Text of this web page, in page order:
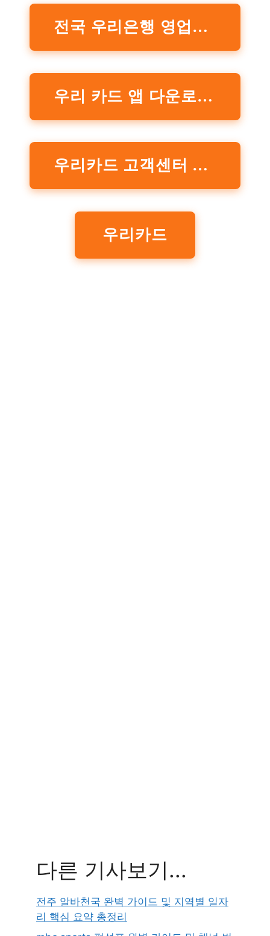
전국 우리은행 영업점 찾기
우리 카드 앱 다운로드 하기
우리카드 고객센터 바로가기
우리카드
다른 기사보기...
전주 알바천국 완벽 가이드 및 지역별 일자
리 핵심 요약 총정리